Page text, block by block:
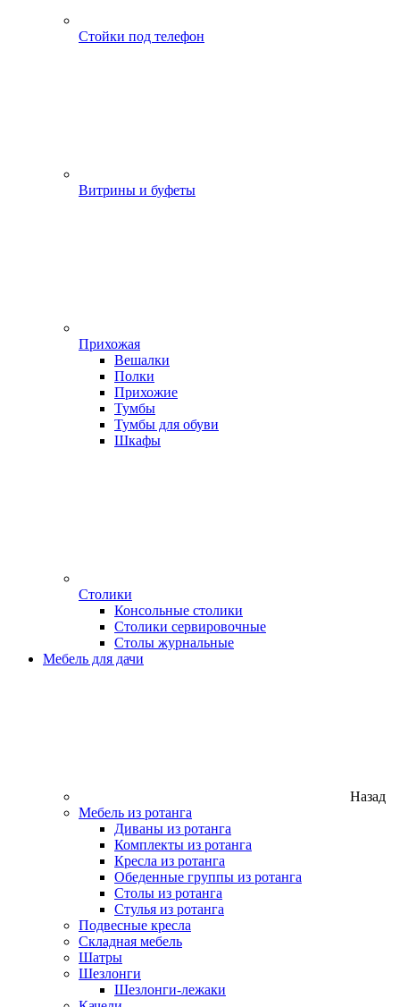
Стойки под телефон
Витрины и буфеты
Прихожая
Вешалки
Полки
Прихожие
Тумбы
Тумбы для обуви
Шкафы
Столики
Консольные столики
Столики сервировочные
Столы журнальные
Мебель для дачи
Назад
Мебель из ротанга
Диваны из ротанга
Комплекты из ротанга
Кресла из ротанга
Обеденные группы из ротанга
Столы из ротанга
Стулья из ротанга
Подвесные кресла
Складная мебель
Шатры
Шезлонги
Шезлонги-лежаки